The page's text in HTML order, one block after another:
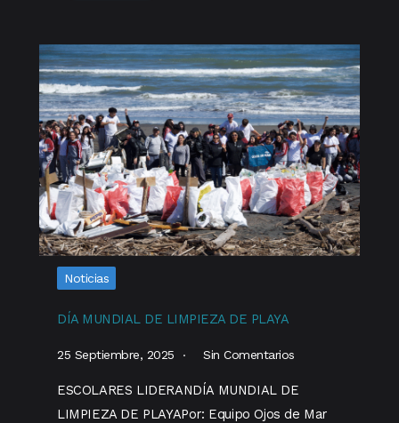
Noticias
DÍA MUNDIAL DE LIMPIEZA DE PLAYA
25 Septiembre, 2025 Sin Comentarios
ESCOLARES LIDERANDÍA MUNDIAL DE
LIMPIEZA DE PLAYAPor: Equipo Ojos de Mar